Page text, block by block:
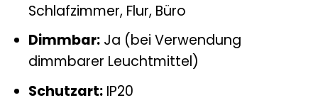
Schlafzimmer, Flur, Büro
Dimmbar:Ja (bei Verwendung
dimmbarer Leuchtmittel)
Schutzart:IP20